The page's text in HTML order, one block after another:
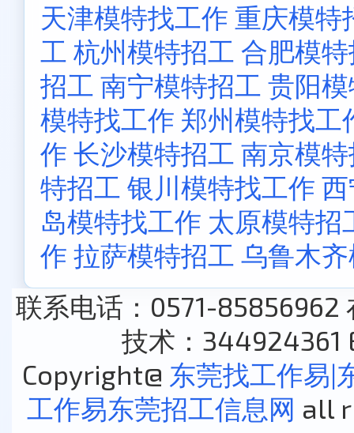
天津模特找工作 重庆模特
工 杭州模特招工 合肥模
招工 南宁模特招工 贵阳
模特找工作 郑州模特找工
作 长沙模特招工 南京模
特招工 银川模特找工作
岛模特找工作 太原模特招
作 拉萨模特招工 乌鲁木
联系电话：0571-85856962
技术：344924361
Copyright@ 东莞找工作易|
工作易东莞招工信息网 all